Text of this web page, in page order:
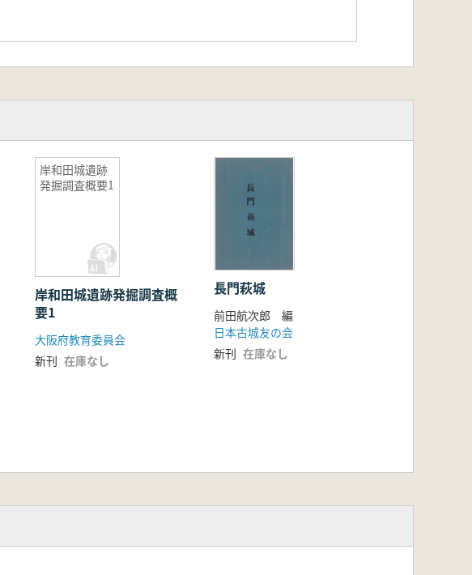
岸和田城遺跡
発掘調査概要1
岸和田城遺跡発掘調査概
要1
大阪府教育委員会
新刊 在庫なし
長門萩城
前田航次郎 編
日本古城友の会
新刊 在庫なし